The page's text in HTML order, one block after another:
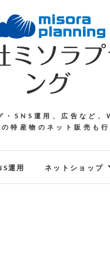
ミソラ
ング
・SNS運用、広告など、
特産物のネット販売も行
運用 ネットショップ